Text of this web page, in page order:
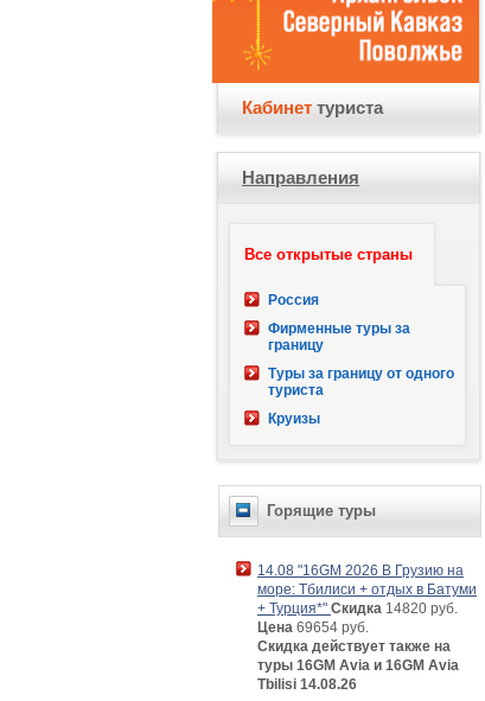
Кабинет туриста
Направления
Все открытые страны
Россия
Фирменные туры за
границу
Туры за границу от одного
туриста
Круизы
Горящие туры
14.08 "16GM 2026 В Грузию на
море: Тбилиси + отдых в Батуми
+ Турция*" Скидка 14820 руб.
Цена 69654 руб.
Скидка действует также на
туры 16GM Avia и 16GM Avia
Tbilisi 14.08.26